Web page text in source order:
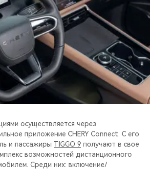
осуществляется через
приложение CHERY Connect. С его
и пассажиры TIGGO 9 получают в свое
возможностей дистанционного
Среди них: включение/